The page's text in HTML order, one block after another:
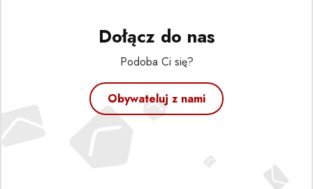
Dołącz do nas
Podoba Ci się?
Obywateluj z nami